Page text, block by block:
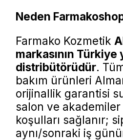
Neden
Farmako Kozmetik
markasının Türkiye
distribütörüdür.
bakım ürünleri
orijinallik garantisi
salon ve
koşulları sağlanır;
aynı/sonraki iş